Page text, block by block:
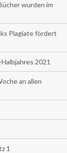
wurden im
Plagiate fördert
2021
an allen
1